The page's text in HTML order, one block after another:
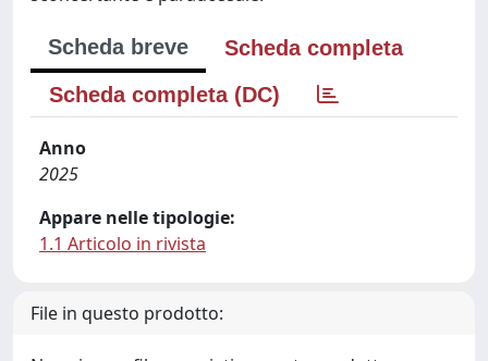
Scheda breve
Scheda completa
Scheda completa (DC)
Anno
2025
Appare nelle tipologie:
1.1 Articolo in rivista
File in questo prodotto: